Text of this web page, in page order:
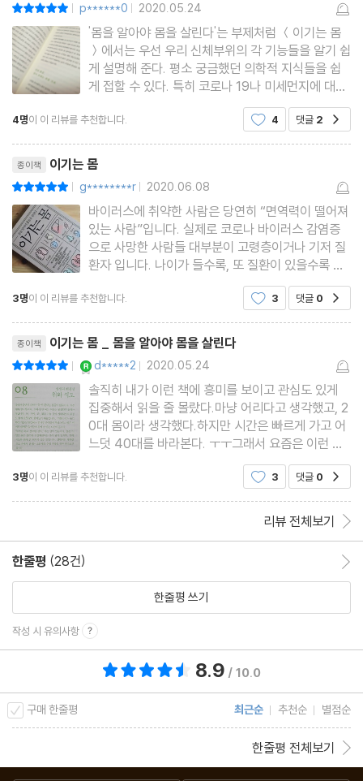
환, 간단히 진단해보는 방법
07 우리 몸의 컨트롤타워, 뇌_163
본능부터 기억까지, 뇌가 다 한다 · 뇌 노화, 막을 수 없어도 늦출 수
는 있다 · 시냅스는 우리의 인격과 운명을 바꾼다 · 뇌졸중, F.A.S.T
08 섭생의 최전선, 위와 식도_181
가슴 통증, 역류성 식도염일 수 있다 · 위산과다와 위산부족, 쉽게 구
별하는 법 · 위장 증상을 절대적으로 믿지 마라 · 한국에서 유독 위암
발병률이 높은 이유 · 여러 가지 위 검사 방법
09 착한 하수처리장, 대장과 소장_197
· 장만 살려도 몸이 살아난다 · 약해진 장을 해독하는 ‘5R 시스템’ ·
내시경 결과는 정상인데, 왜 배가 아플까?
10 장수의 기본조건, 뼈와 근육_211
우리가 잘 몰랐던 뼈와 근육의 일 · 중년의 공포, 뼈에 구멍이 생기는
이유 · 사코페니아, 근육이 줄어드는 병 · 근육이 사라질 때 혈관에
생기는 일 · 나이 들어도 팔팔할 수 있는 적정 근육량 · 근육의 감소
는 통증을 유발한다 · 목디스크를 예방하기 위한 거북목 진단법 · 만
성적인 허리 통증, 허리디스크일까? · 중년에 찾아오는 불편한 손님,
11 몸 밖 세상과 연결된 통로, 눈, 귀, 코_235
시력을 떨어트리는 안구건조증 · 녹내장은 왜 생기는 걸까? · 안과검
진 소홀했다가 걸릴 수 있는 치명적 질환 · 이명은 불치병이 아니다 ·
날씨가 추워질 때 자주 어지럽다면 ‘이것’ 의심해라 · 여성보다 남성
에게 대머리가 많은 이유 · 탈모 클리닉에 가면 꼭 지키라고 하는 것
| p******0 | 2020.05.24
'몸을 알아야 몸을 살린다'는 부제처럼 ＜이기는 몸
＞에서는 우선 우리 신체부위의 각 기능들을 알기 쉽
게 설명해 준다. 평소 궁금했던 의학적 지식들을 쉽
게 접할 수 있다. 특히 코로나 19나 미세먼지에 대한
이야기들도 다루고 있어 좋았다.p.8한마디로 면역력
을 증가시킨다는 것은 우리 몸의 네트워크가 원활하
시작합니다. 우
4명이 이 리뷰를 추천합니다. 4 댓글 2
종이책 이기는 몸
| g********r | 2020.06.08
바이러스에 취약한 사람은 당연히 “면역력이 떨어져
있는 사람”입니다. 실제로 코로나 바이러스 감염증
으로 사망한 사람들 대부분이 고령층이거나 기저 질
환자 입니다. 나이가 들수록, 또 질환이 있을수록 면
역력이 낮아 코로나 19에 감염되었을 때 치명적인
상황에 이를 가능성이 높은 것이죠. (p.45) 코로나1
다. 아마 꽤 오랫동안
3명이 이 리뷰를 추천합니다. 3 댓글 0
종이책 이기는 몸 _ 몸을 알아야 몸을 살린다
| d*****2 | 2020.05.24
솔직히 내가 이런 책에 흥미를 보이고 관심도 있게
집중해서 읽을 줄 몰랐다.마냥 어리다고 생각했고, 2
0대 몸이라 생각했다.하지만 시간은 빠르게 가고 어
느덧 40대를 바라본다. ㅜㅜ그래서 요즘은 이런 책
도 눈에 들어온다. 유용하게 잘 읽었지만 슬픈 일이
다.세 파트로 구성된 이 책은 보이지 않는 몸속 미시
3명이 이 리뷰를 추천합니다. 3 댓글 0
리뷰 전체보기
한줄평 (28건)
한줄평 쓰기
작성 시 유의사항
8.9 / 10.0
구매 한줄평 최근순 추천순 별점순
한줄평 전체보기